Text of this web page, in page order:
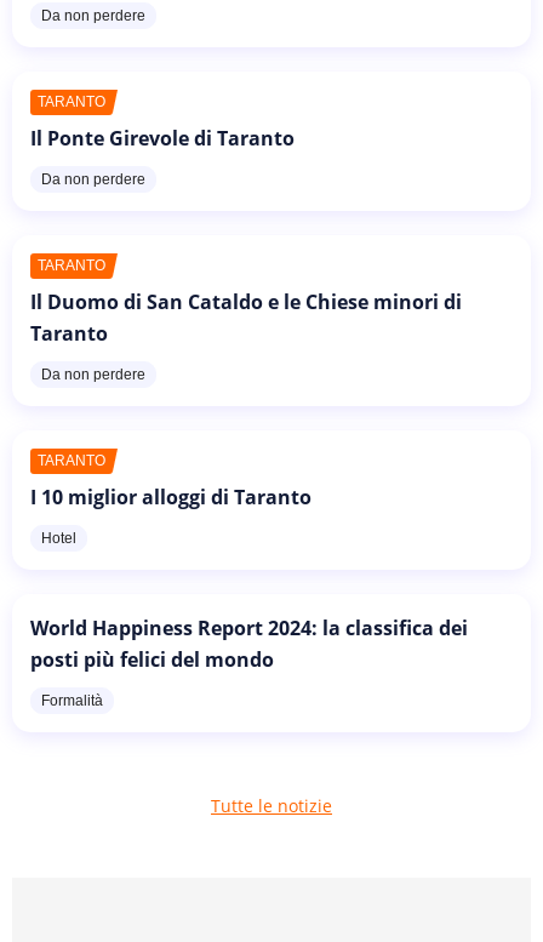
Da non perdere
TARANTO
Il Ponte Girevole di Taranto
Da non perdere
TARANTO
Il Duomo di San Cataldo e le Chiese minori di
Taranto
Da non perdere
TARANTO
I 10 miglior alloggi di Taranto
Hotel
World Happiness Report 2024: la classifica dei
posti più felici del mondo
Formalità
Tutte le notizie